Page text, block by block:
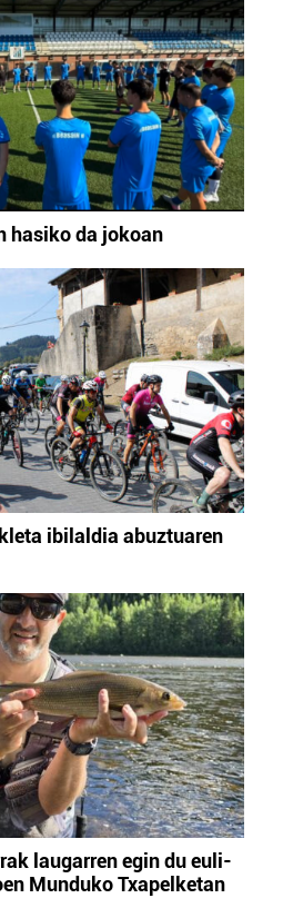
hasiko da jokoan
ibilaldia abuztuaren
laugarren egin du euli-
Munduko Txapelketan